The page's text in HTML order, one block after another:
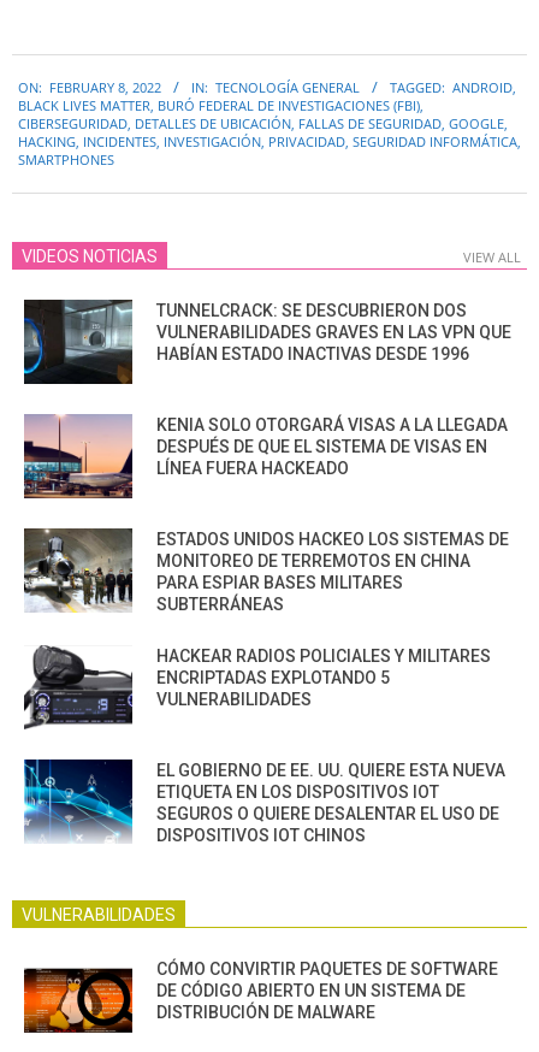
02-
08
ON: FEBRUARY 8, 2022 IN: TECNOLOGÍA GENERAL TAGGED: ANDROID,
BLACK LIVES MATTER, BURÓ FEDERAL DE INVESTIGACIONES (FBI),
CIBERSEGURIDAD, DETALLES DE UBICACIÓN, FALLAS DE SEGURIDAD, GOOGLE,
HACKING, INCIDENTES, INVESTIGACIÓN, PRIVACIDAD, SEGURIDAD INFORMÁTICA,
SMARTPHONES
VIDEOS NOTICIAS VIEW ALL
TUNNELCRACK: SE DESCUBRIERON DOS
VULNERABILIDADES GRAVES EN LAS VPN QUE
HABÍAN ESTADO INACTIVAS DESDE 1996
KENIA SOLO OTORGARÁ VISAS A LA LLEGADA
DESPUÉS DE QUE EL SISTEMA DE VISAS EN
LÍNEA FUERA HACKEADO
ESTADOS UNIDOS HACKEO LOS SISTEMAS DE
MONITOREO DE TERREMOTOS EN CHINA
PARA ESPIAR BASES MILITARES
SUBTERRÁNEAS
HACKEAR RADIOS POLICIALES Y MILITARES
ENCRIPTADAS EXPLOTANDO 5
VULNERABILIDADES
EL GOBIERNO DE EE. UU. QUIERE ESTA NUEVA
ETIQUETA EN LOS DISPOSITIVOS IOT
SEGUROS O QUIERE DESALENTAR EL USO DE
DISPOSITIVOS IOT CHINOS
VULNERABILIDADES
CÓMO CONVIRTIR PAQUETES DE SOFTWARE
DE CÓDIGO ABIERTO EN UN SISTEMA DE
DISTRIBUCIÓN DE MALWARE